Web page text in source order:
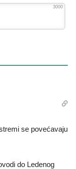
3000
se povećavaju
do Ledenog